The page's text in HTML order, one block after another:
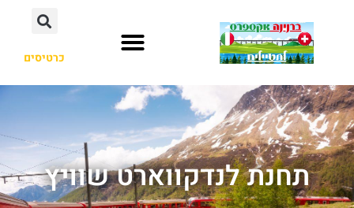
כרטיסים
תחנת לנדקווארט שוויץ